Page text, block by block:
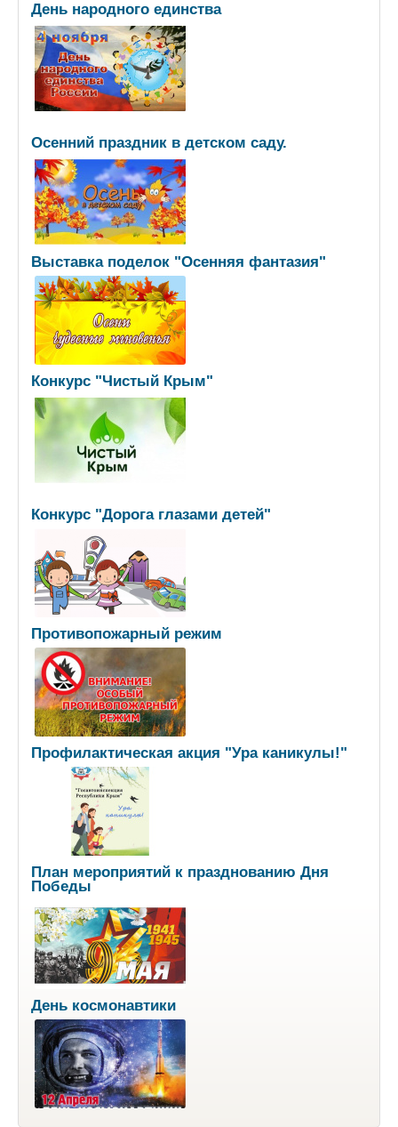
День народного единства
Осенний праздник в детском саду.
Выставка поделок "Осенняя фантазия"
Конкурс "Чистый Крым"
Конкурс "Дорога глазами детей"
Противопожарный режим
Профилактическая акция "Ура каникулы!"
План мероприятий к празднованию Дня
Победы
День космонавтики